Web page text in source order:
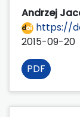
Andrzej
https://
2015-09-20
PDF